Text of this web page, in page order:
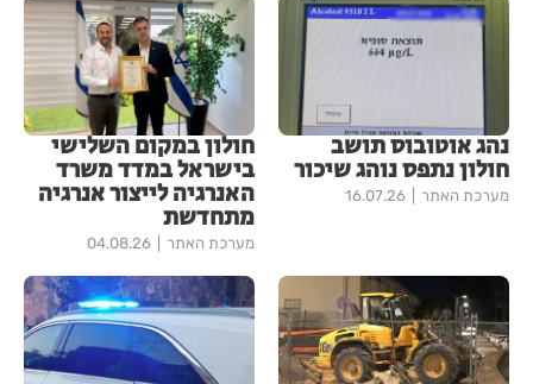
נהג אוטובוס תושב
חולון נתפס נוהג שיכור
מערכת האתר 16.07.26
חולון במקום השלישי
בישראל במדד משרד
האנרגיה לייצור אנרגיה
מתחדשת
מערכת האתר 04.08.26